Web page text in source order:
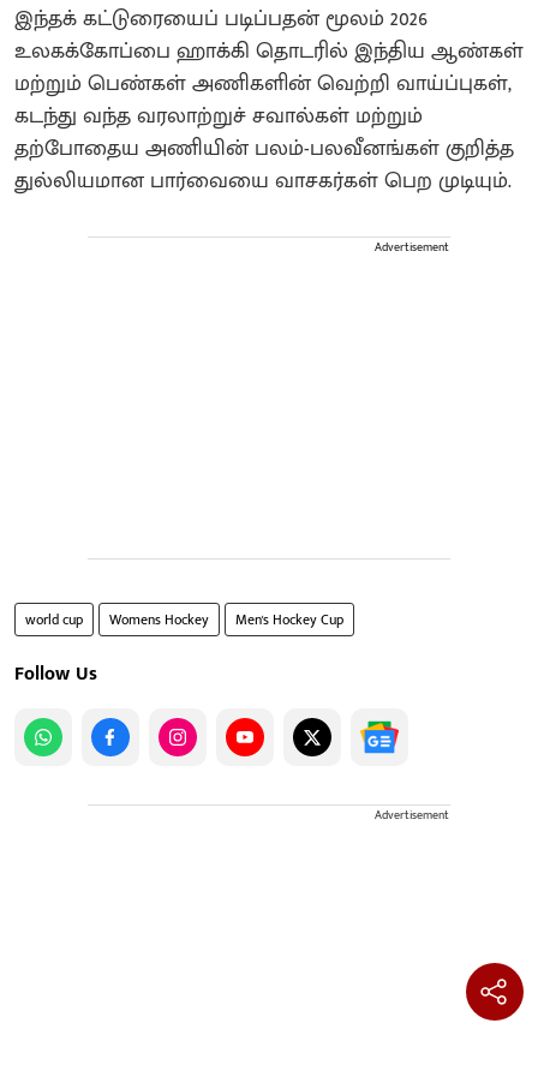
இந்தக் கட்டுரையைப் படிப்பதன் மூலம் 2026
உலகக்கோப்பை ஹாக்கி தொடரில் இந்திய ஆண்கள்
மற்றும் பெண்கள் அணிகளின் வெற்றி வாய்ப்புகள்,
கடந்து வந்த வரலாற்றுச் சவால்கள் மற்றும்
தற்போதைய அணியின் பலம்-பலவீனங்கள் குறித்த
துல்லியமான பார்வையை வாசகர்கள் பெற முடியும்.
Advertisement
world cup Womens Hockey Men's Hockey Cup
Follow Us
Advertisement